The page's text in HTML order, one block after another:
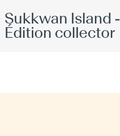
Sukkwan Island -
Édition collector